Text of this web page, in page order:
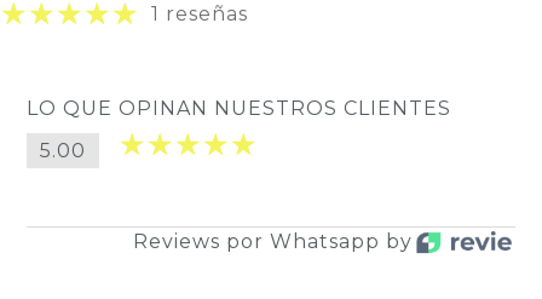
1 reseñas
LO QUE OPINAN NUESTROS CLIENTES
5.00
Reviews por Whatsapp by